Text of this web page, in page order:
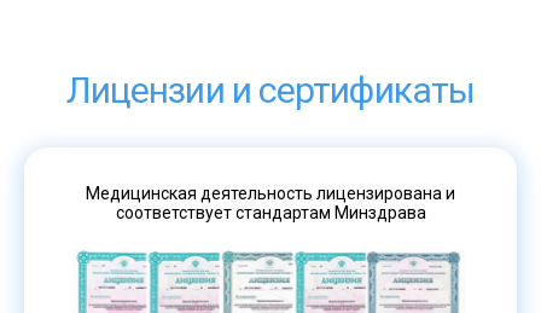
Лицензии и сертификаты
Медицинская деятельность лицензирована и
соответствует стандартам Минздрава